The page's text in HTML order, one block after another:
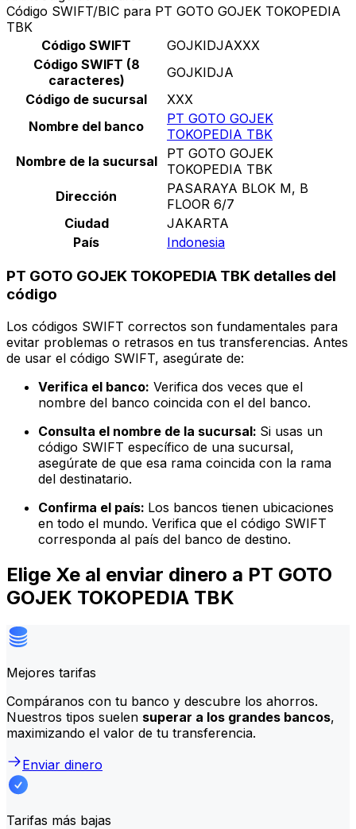
Código SWIFT/BIC para PT GOTO GOJEK TOKOPEDIA
TBK
Código SWIFT
GOJKIDJAXXX
Código SWIFT (8
caracteres)
GOJKIDJA
Código de sucursal
XXX
Nombre del banco
PT GOTO GOJEK
TOKOPEDIA TBK
Nombre de la sucursal
PT GOTO GOJEK
TOKOPEDIA TBK
Dirección
PASARAYA BLOK M, B
FLOOR 6/7
Ciudad
JAKARTA
País
Indonesia
PT GOTO GOJEK TOKOPEDIA TBK detalles del
código
Los códigos SWIFT correctos son fundamentales para
evitar problemas o retrasos en tus transferencias. Antes
de usar el código SWIFT, asegúrate de:
Verifica el banco: Verifica dos veces que el
nombre del banco coincida con el del banco.
Consulta el nombre de la sucursal: Si usas un
código SWIFT específico de una sucursal,
asegúrate de que esa rama coincida con la rama
del destinatario.
Confirma el país: Los bancos tienen ubicaciones
en todo el mundo. Verifica que el código SWIFT
corresponda al país del banco de destino.
Elige Xe al enviar dinero a PT GOTO
GOJEK TOKOPEDIA TBK
Mejores tarifas
Compáranos con tu banco y descubre los ahorros.
Nuestros tipos suelen superar a los grandes bancos,
maximizando el valor de tu transferencia.
Enviar dinero
Tarifas más bajas